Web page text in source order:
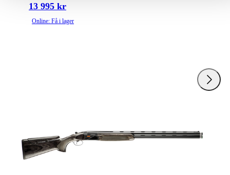
13 995 kr
Online: Få i lager